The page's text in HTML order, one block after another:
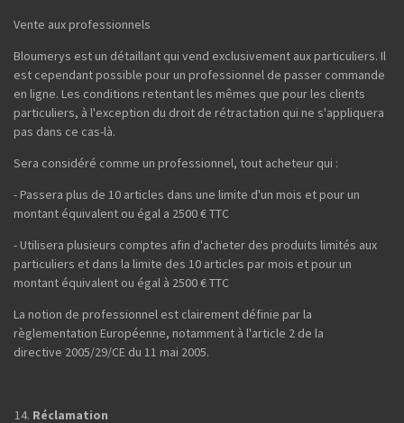
Vente aux professionnels
Bloumerys est un détaillant qui vend exclusivement aux particuliers. Il
est cependant possible pour un professionnel de passer commande
en ligne. Les conditions retentant les mêmes que pour les clients
particuliers, à l'exception du droit de rétractation qui ne s'appliquera
pas dans ce cas-là.
Sera considéré comme un professionnel, tout acheteur qui :
- Passera plus de 10 articles dans une limite d'un mois et pour un
montant équivalent ou égal a 2500 € TTC
- Utilisera plusieurs comptes afin d'acheter des produits limités aux
particuliers et dans la limite des 10 articles par mois et pour un
montant équivalent ou égal à 2500 € TTC
La notion de professionnel est clairement définie par la
règlementation Européenne, notamment à l'article 2 de la
directive 2005/29/CE du 11 mai 2005.
Réclamation